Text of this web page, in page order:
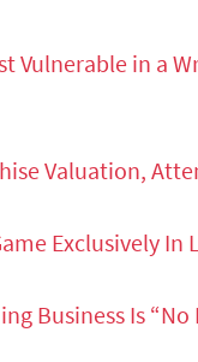
Vulnerable in a
Valuation,
Exclusively In
Business Is